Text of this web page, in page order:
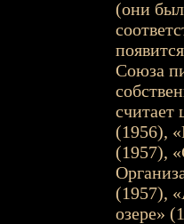
(они
Союза
считает
(1956),
(1957),
(1957),
озере»